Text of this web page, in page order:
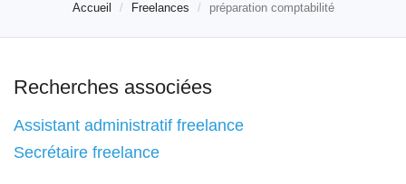
Accueil Freelances préparation comptabilité
Recherches associées
Assistant administratif freelance
Secrétaire freelance